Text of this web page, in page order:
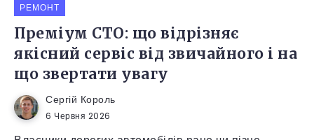
РЕМОНТ
Преміум СТО: що відрізняє
якісний сервіс від звичайного і на
що звертати увагу
Сергій Король
6 Червня 2026